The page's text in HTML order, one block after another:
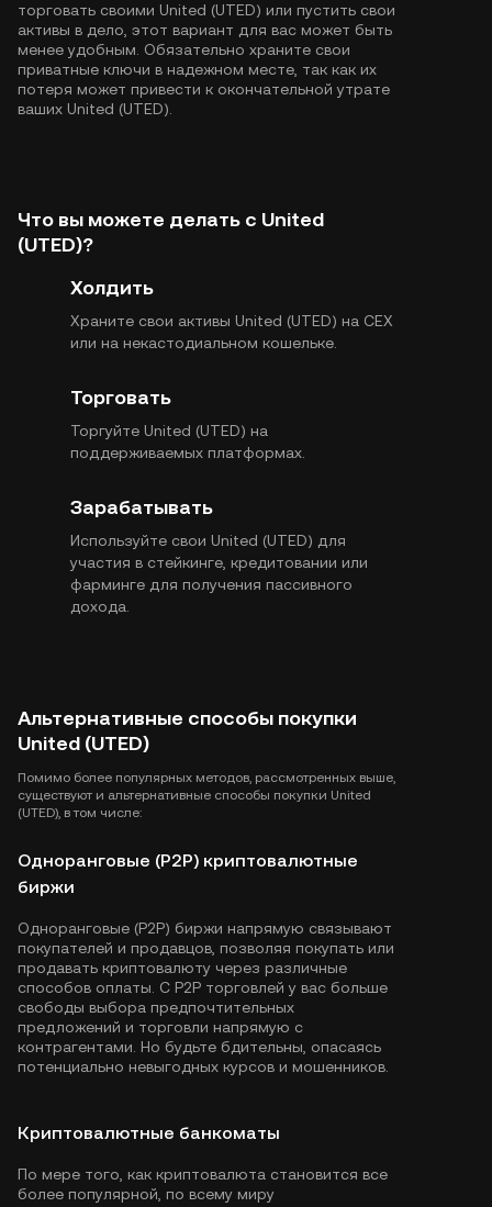
торговать своими United (UTED) или пустить свои
активы в дело, этот вариант для вас может быть
менее удобным. Обязательно храните свои
приватные ключи в надежном месте, так как их
потеря может привести к окончательной утрате
ваших United (UTED).
Что вы можете делать с United
(UTED)?
Холдить
Храните свои активы United (UTED) на CEX
или на некастодиальном кошельке.
Торговать
Торгуйте United (UTED) на
поддерживаемых платформах.
Зарабатывать
Используйте свои United (UTED) для
участия в стейкинге, кредитовании или
фарминге для получения пассивного
дохода.
Альтернативные способы покупки
United (UTED)
Помимо более популярных методов, рассмотренных выше,
существуют и альтернативные способы покупки United
(UTED), в том числе:
Одноранговые (P2P) криптовалютные
биржи
Одноранговые (P2P) биржи напрямую связывают
покупателей и продавцов, позволяя покупать или
продавать криптовалюту через различные
способов оплаты. С P2P торговлей у вас больше
свободы выбора предпочтительных
предложений и торговли напрямую с
контрагентами. Но будьте бдительны, опасаясь
потенциально невыгодных курсов и мошенников.
Криптовалютные банкоматы
По мере того, как криптовалюта становится все
более популярной, по всему миру